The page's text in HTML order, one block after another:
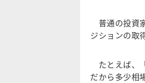
普通の投資
ジションの取
たとえば、
だから多少相